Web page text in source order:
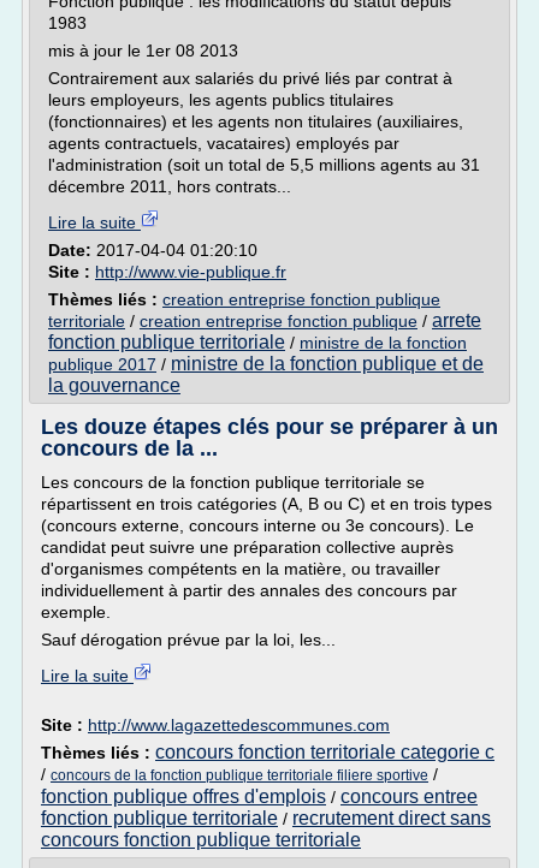
1983
mis à jour le 1er 08 2013
Contrairement aux salariés du privé liés par contrat à
leurs employeurs, les agents publics titulaires
(fonctionnaires) et les agents non titulaires (auxiliaires,
agents contractuels, vacataires) employés par
l'administration (soit un total de 5,5 millions agents au 31
décembre 2011, hors contrats...
Lire la suite
Date: 2017-04-04 01:20:10
Site : http://www.vie-publique.fr
Thèmes liés : creation entreprise fonction publique
territoriale / creation entreprise fonction publique / arrete
fonction publique territoriale / ministre de la fonction
publique 2017 / ministre de la fonction publique et de
la gouvernance
Les douze étapes clés pour se préparer à un
concours de la ...
Les concours de la fonction publique territoriale se
répartissent en trois catégories (A, B ou C) et en trois types
(concours externe, concours interne ou 3e concours). Le
candidat peut suivre une préparation collective auprès
d'organismes compétents en la matière, ou travailler
individuellement à partir des annales des concours par
exemple.
Sauf dérogation prévue par la loi, les...
Lire la suite
Site : http://www.lagazettedescommunes.com
Thèmes liés : concours fonction territoriale categorie c
/ concours de la fonction publique territoriale filiere sportive /
fonction publique offres d'emplois / concours entree
fonction publique territoriale / recrutement direct sans
concours fonction publique territoriale